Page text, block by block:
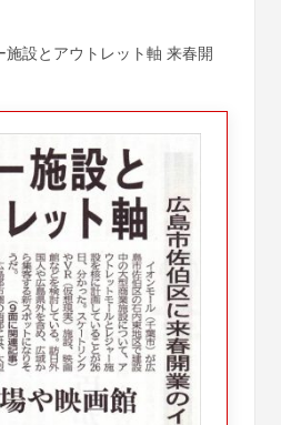
施設とアウトレット軸 来春開